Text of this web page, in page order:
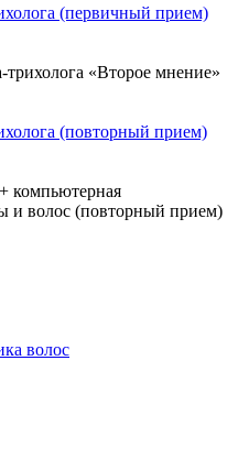
(первичный прием)
трихолога «Второе мнение»
(повторный прием)
компьютерная
и волос (повторный прием)
волос